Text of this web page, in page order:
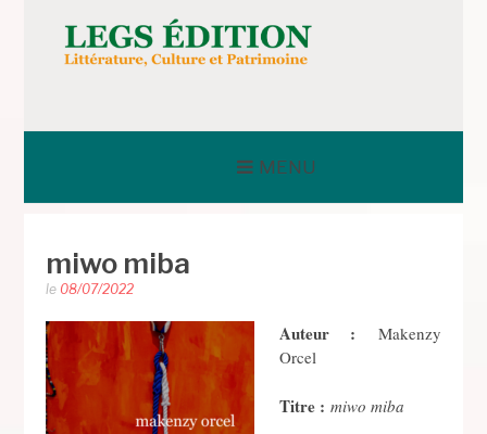
contenuLEGS ÉDITION
MENU
miwo miba
le 08/07/2022
Auteur : Makenzy
Orcel
Titre : miwo miba